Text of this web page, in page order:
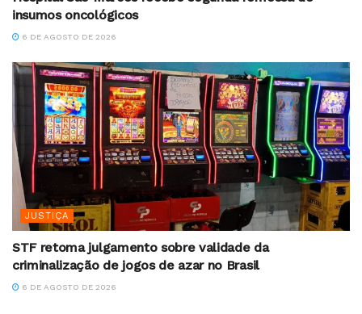
insumos oncológicos
6 DE AGOSTO DE 2026
JUSTIÇA
STF retoma julgamento sobre validade da
criminalização de jogos de azar no Brasil
6 DE AGOSTO DE 2026